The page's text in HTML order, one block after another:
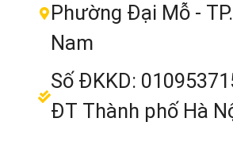
Máy GPS RTK
khảo sát trở nên nhanh
Phường Đại Mỗ -
Nam
Số ĐKKD:
ĐT Thành phố Hà